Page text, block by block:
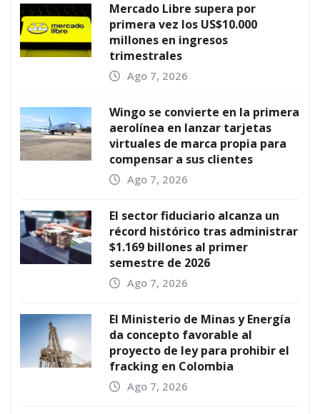
Mercado Libre supera por
primera vez los US$10.000
millones en ingresos
trimestrales
Ago 7, 2026
Wingo se convierte en la primera
aerolínea en lanzar tarjetas
virtuales de marca propia para
compensar a sus clientes
Ago 7, 2026
El sector fiduciario alcanza un
récord histórico tras administrar
$1.169 billones al primer
semestre de 2026
Ago 7, 2026
El Ministerio de Minas y Energía
da concepto favorable al
proyecto de ley para prohibir el
fracking en Colombia
Ago 7, 2026